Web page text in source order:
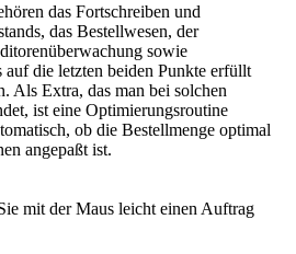
das Fortschreiben und
das Bestellwesen, der
sowie
die letzten beiden Punkte erfüllt
Als Extra, das man bei solchen
ist eine Optimierungsroutine
ob die Bestellmenge optimal
angepaßt ist.
mit der Maus leicht einen Auftrag